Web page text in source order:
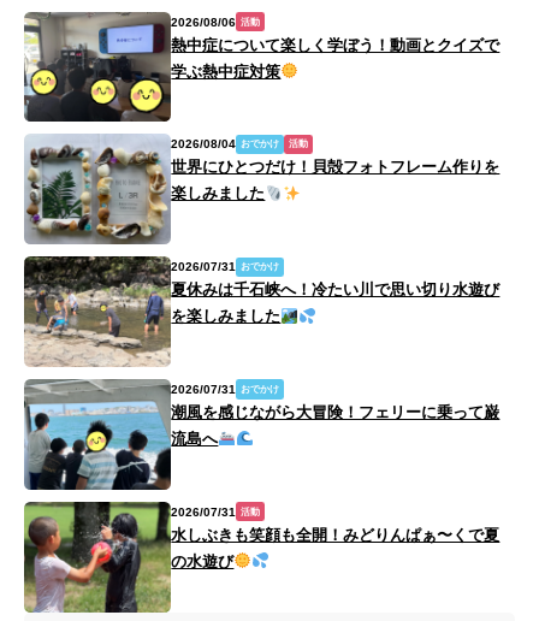
2026/08/06 活動
熱中症について楽しく学ぼう！動画とクイズで
学ぶ熱中症対策
2026/08/04 おでかけ 活動
世界にひとつだけ！貝殻フォトフレーム作りを
楽しみました
2026/07/31 おでかけ
夏休みは千石峡へ！冷たい川で思い切り水遊び
を楽しみました
2026/07/31 おでかけ
潮風を感じながら大冒険！フェリーに乗って巌
流島へ
2026/07/31 活動
水しぶきも笑顔も全開！みどりんぱぁ〜くで夏
の水遊び